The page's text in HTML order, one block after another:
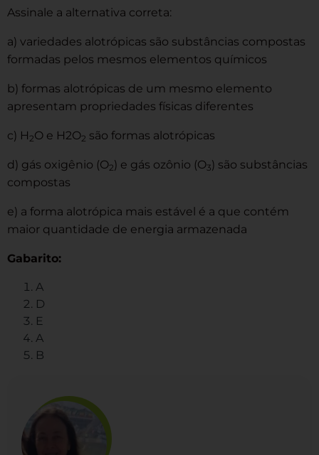
Assinale a alternativa correta:
a) variedades alotrópicas são substâncias compostas
formadas pelos mesmos elementos químicos
b) formas alotrópicas de um mesmo elemento
apresentam propriedades físicas diferentes
c) H 2O e H2O2 são formas alotrópicas
d) gás oxigênio (O2) e gás ozônio (O3) são substâncias
compostas
e) a forma alotrópica mais estável é a que contém
maior quantidade de energia armazenada
Gabarito:
A
D
E
A
B